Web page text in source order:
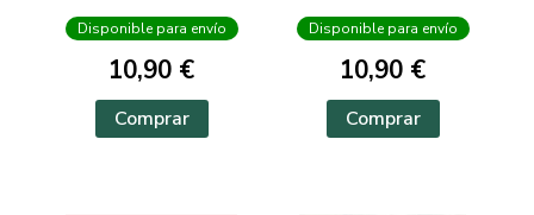
Disponible para envío
10,90 €
Comprar
Disponible para envío
10,90 €
Comprar